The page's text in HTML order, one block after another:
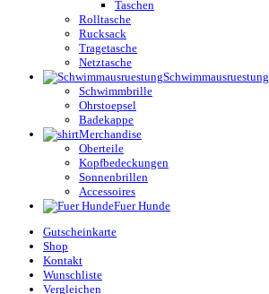
Taschen
Rolltasche
Rucksack
Tragetasche
Netztasche
Schwimmausruestung
Schwimmbrille
Ohrstoepsel
Badekappe
Merchandise
Oberteile
Kopfbedeckungen
Sonnenbrillen
Accessoires
Fuer Hunde
Gutscheinkarte
Shop
Kontakt
Wunschliste
Vergleichen